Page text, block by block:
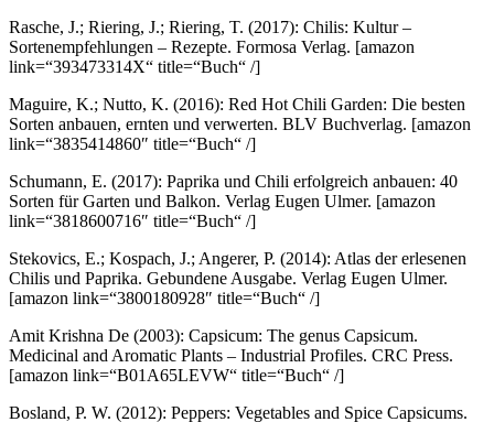
Rasche, J.; Riering, J.; Riering, T. (2017): Chilis: Kultur –
Sortenempfehlungen – Rezepte. Formosa Verlag. [amazon
link=“393473314X“ title=“Buch“ /]
Maguire, K.; Nutto, K. (2016): Red Hot Chili Garden: Die besten
Sorten anbauen, ernten und verwerten. BLV Buchverlag. [amazon
link=“3835414860″ title=“Buch“ /]
Schumann, E. (2017): Paprika und Chili erfolgreich anbauen: 40
Sorten für Garten und Balkon. Verlag Eugen Ulmer. [amazon
link=“3818600716″ title=“Buch“ /]
Stekovics, E.; Kospach, J.; Angerer, P. (2014): Atlas der erlesenen
Chilis und Paprika. Gebundene Ausgabe. Verlag Eugen Ulmer.
[amazon link=“3800180928″ title=“Buch“ /]
Amit Krishna De (2003): Capsicum: The genus Capsicum.
Medicinal and Aromatic Plants – Industrial Profiles. CRC Press.
[amazon link=“B01A65LEVW“ title=“Buch“ /]
Bosland, P. W. (2012): Peppers: Vegetables and Spice Capsicums.